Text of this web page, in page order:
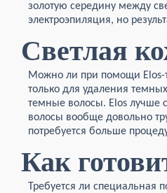
золотую середину между
электроэпиляция, но
Светлая
Можно ли при помощи Elos-
только для удаления
темные волосы. Elos лучше
волосы вообще довольно
потребуется больше
Как
Требуется ли специальная